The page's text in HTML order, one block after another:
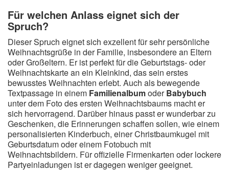
Für welchen Anlass eignet sich der
Spruch?
Dieser Spruch eignet sich exzellent für sehr persönliche
Weihnachtsgrüße in der Familie, insbesondere an Eltern
oder Großeltern. Er ist perfekt für die Geburtstags- oder
Weihnachtskarte an ein Kleinkind, das sein erstes
bewusstes Weihnachten erlebt. Auch als bewegende
Textpassage in einem FamilienalbumoderBabybuch
unter dem Foto des ersten Weihnachtsbaums macht er
sich hervorragend. Darüber hinaus passt er wunderbar zu
Geschenken, die Erinnerungen schaffen sollen, wie einem
personalisierten Kinderbuch, einer Christbaumkugel mit
Geburtsdatum oder einem Fotobuch mit
Weihnachtsbildern. Für offizielle Firmenkarten oder lockere
Partyeinladungen ist er dagegen weniger geeignet.